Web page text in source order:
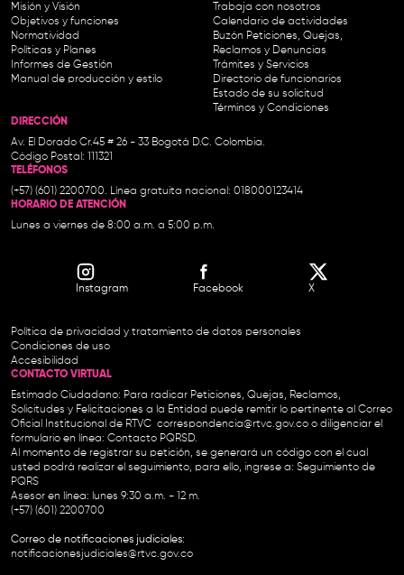
Misión y Visión
Objetivos y funciones
Normatividad
Políticas y Planes
Informes de Gestión
Manual de producción y estilo
Trabaja con nosotros
Calendario de actividades
Buzón Peticiones, Quejas,
Reclamos y Denuncias
Trámites y Servicios
Directorio de funcionarios
Estado de su solicitud
Términos y Condiciones
DIRECCIÓN
Av. El Dorado Cr.45 # 26 - 33 Bogotá D.C. Colombia.
Código Postal: 111321
TELÉFONOS
(+57) (601) 2200700. Línea gratuita nacional: 018000123414
HORARIO DE ATENCIÓN
Lunes a viernes de 8:00 a.m. a 5:00 p.m.
Instagram Facebook X
Política de privacidad y tratamiento de datos personales
Condiciones de uso
Accesibilidad
CONTACTO VIRTUAL
Estimado Ciudadano: Para radicar Peticiones, Quejas, Reclamos,
Solicitudes y Felicitaciones a la Entidad puede remitir lo pertinente al Correo
Oficial Institucional de RTVC correspondencia@rtvc.gov.co o diligenciar el
formulario en línea: Contacto PQRSD.
Al momento de registrar su petición, se generará un código con el cual
usted podrá realizar el seguimiento, para ello, ingrese a: Seguimiento de
PQRS
Asesor en línea: lunes 9:30 a.m. - 12 m.
(+57) (601) 2200700
Correo de notificaciones judiciales:
notificacionesjudiciales@rtvc.gov.co